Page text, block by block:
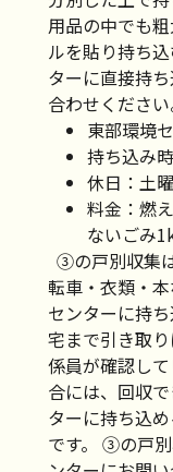
用品の中でも
ルを貼り持ち
ターに直接持
合わせください
東部環境
持ち込み
休日：土
料金：燃
ないごみ
③の戸別収集
転車・衣類・
センターに持
宅まで引き取
係員が確認し
合には、回収
ターに持ち込
です。 ③の戸